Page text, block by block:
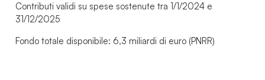
Contributi validi su spese sostenute tra 1/1/2024 e
31/12/2025
Fondo totale disponibile: 6,3 miliardi di euro (PNRR)